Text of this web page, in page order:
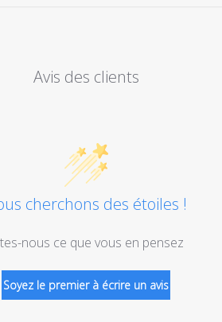
Avis des clients
cherchons des étoiles !
nous ce que vous en pensez
Soyez le premier à écrire un avis